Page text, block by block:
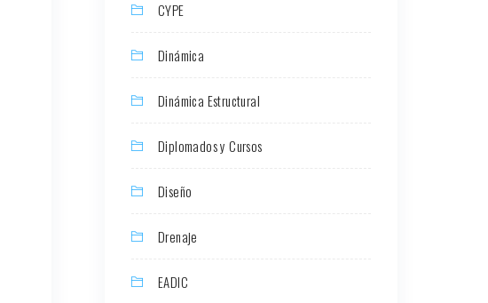
CYPE
Dinámica
Dinámica Estructural
Diplomados y Cursos
Diseño
Drenaje
EADIC